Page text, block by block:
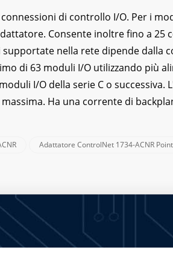
di controllo I/O. Per i
Consente inoltre fino a 25
nella rete dipende dalla
di 63 moduli I/O utilizzando più
I/O della serie C o successiva.
Ha una corrente di
Adattatore ControlNet 1734-ACNR Point